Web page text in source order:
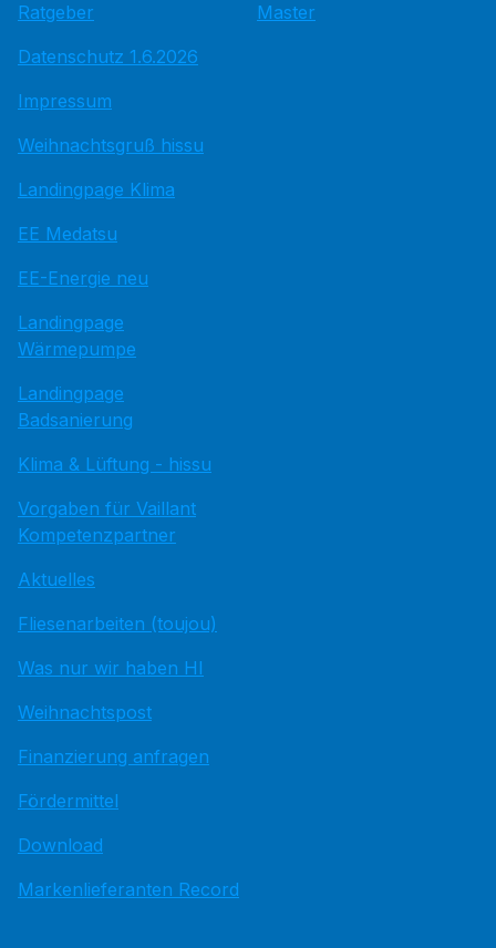
Ratgeber
Datenschutz 1.6.2026
Impressum
Weihnachtsgruß hissu
Landingpage Klima
EE Medatsu
EE-Energie neu
Landingpage
Wärmepumpe
Landingpage
Badsanierung
Klima & Lüftung - hissu
Vorgaben für Vaillant
Kompetenzpartner
Aktuelles
Fliesenarbeiten (toujou)
Was nur wir haben HI
Weihnachtspost
Finanzierung anfragen
Fördermittel
Download
Markenlieferanten Record
Master